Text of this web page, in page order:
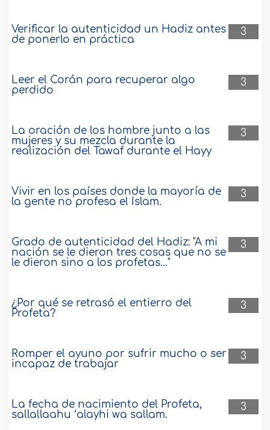
3
Verificar la autenticidad un Hadiz antes
de ponerlo en práctica
3
Leer el Corán para recuperar algo
perdido
3
La oración de los hombre junto a las
mujeres y su mezcla durante la
realización del Tawaf durante el Hayy
3
Vivir en los países donde la mayoría de
la gente no profesa el Islam.
3
Grado de autenticidad del Hadiz: "A mi
nación se le dieron tres cosas que no se
le dieron sino a los profetas..."
3
¿Por qué se retrasó el entierro del
Profeta?
3
Romper el ayuno por sufrir mucho o ser
incapaz de trabajar
3
La fecha de nacimiento del Profeta,
sallallaahu ‘alayhi wa sallam.